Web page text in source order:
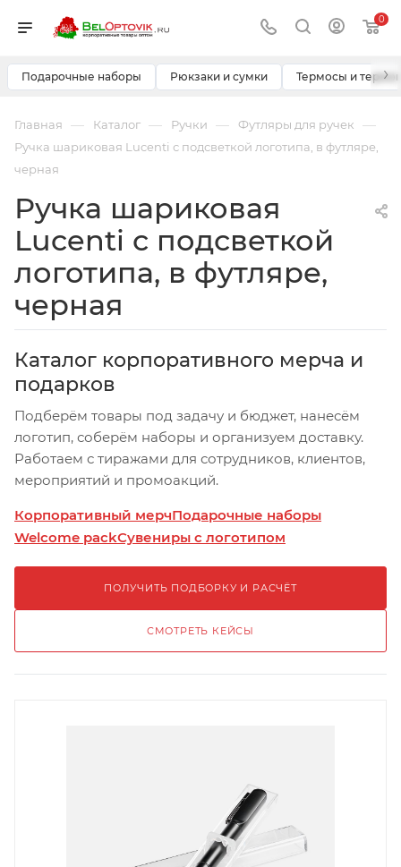
0
Подарочные наборы Рюкзаки и сумки Термосы и ›
Главная — Каталог — Ручки — Футляры для ручек —
Ручка шариковая Lucenti с подсветкой логотипа, в футляре,
черная
Ручка шариковая
Lucenti с подсветкой
логотипа, в футляре,
черная
Каталог корпоративного мерча и
подарков
Подберём товары под задачу и бюджет, нанесём
логотип, соберём наборы и организуем доставку.
Работаем с тиражами для сотрудников, клиентов,
мероприятий и промоакций.
Корпоративный мерчПодарочные наборы
Welcome packСувениры с логотипом
ПОЛУЧИТЬ ПОДБОРКУ И РАСЧЁТ
СМОТРЕТЬ КЕЙСЫ